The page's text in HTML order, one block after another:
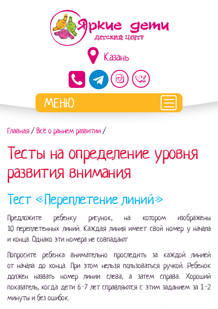
Казань
Главная / Всё о раннем развитии /
Тесты на определение уровня
развития внимания
Тест «Переплетение линий»
Предложите ребенку рисунок, на котором изображены
10 переплетенных линий. Каждая линия имеет свой номер у начала
и конца. Однако эти номера не совпадают
Попросите ребенка внимательно проследить за каждой линией
от начала до конца. При этом нельзя пользоваться ручкой. Ребенок
должен назвать номер линии слева, а затем справа. Хороший
показатель, когда дети6-7 лет справляются с этим заданием за1-2
минуты и без ошибок.